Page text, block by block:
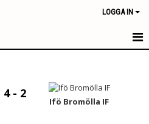
LOGGA IN
4 - 2
Ifö Bromölla IF